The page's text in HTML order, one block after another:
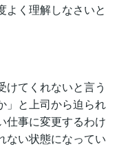
よく理解しなさいと
けてくれないと言う
」と上司から迫られ
仕事に変更するわけ
ない状態になってい